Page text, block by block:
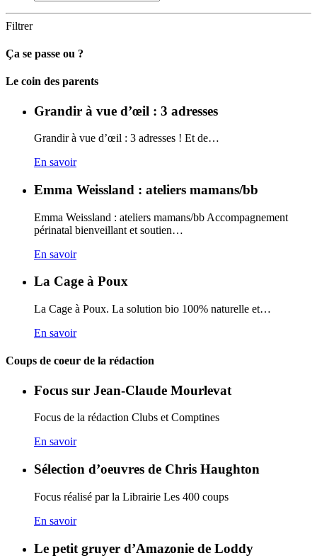
Filtrer
Ça se passe ou ?
Carto
Le coin des parents
Grandir à vue d’œil : 3 adresses
Grandir à vue d’œil : 3 adresses ! Et de…
En savoir
Emma Weissland : ateliers mamans/bb
Emma Weissland : ateliers mamans/bb Accompagnement
périnatal bienveillant et soutien…
En savoir
La Cage à Poux
La Cage à Poux. La solution bio 100% naturelle et…
En savoir
Coups de coeur de la rédaction
Focus sur Jean-Claude Mourlevat
Focus de la rédaction Clubs et Comptines
En savoir
Sélection d’oeuvres de Chris Haughton
Focus réalisé par la Librairie Les 400 coups
En savoir
Le petit gruyer d’Amazonie de Loddy